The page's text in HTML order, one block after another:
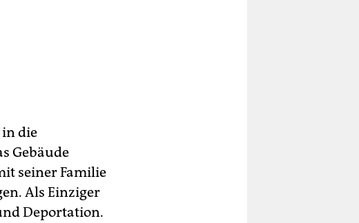
in die
Gebäude
seiner Familie
Als Einziger
Deportation.